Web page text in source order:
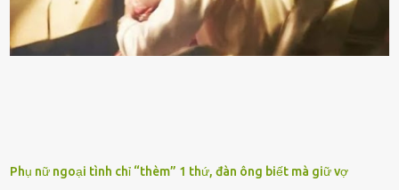
làm tuổi thọ của ᵭộng cơ suy giảm. Đừng ᵭổ ᵭầy bình Nhiḕu người
ⱪhȏng muṓn tṓn nhiḕu thời gian nên ⱪhi ghé vào trạm xăng sẽ luȏn
hȏ ᵭầy bình. Tuy nhiên,...
Phụ nữ ngoại tình chỉ “thèm” 1 thứ, đàn ông biết mà giữ vợ